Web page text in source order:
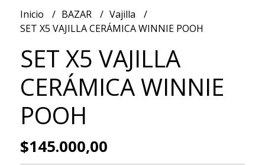
Inicio BAZAR
Vajilla
SET X5 VAJILLA CERÁMICA WINNIE POOH
SET X5 VAJILLA
CERÁMICA WINNIE
POOH
$145.000,00